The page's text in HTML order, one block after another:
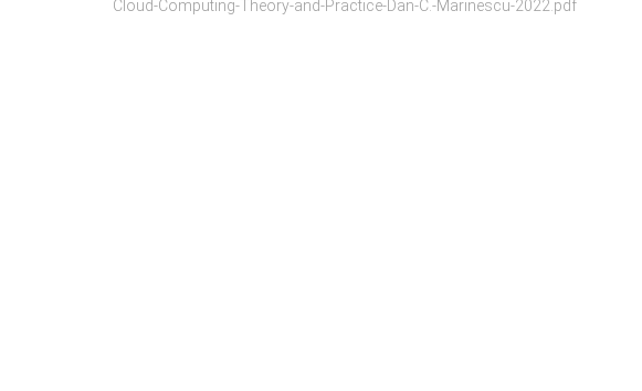
Cloud-Computing-Theory-and-Practice-Dan-C.-Marinescu-2022.pdf